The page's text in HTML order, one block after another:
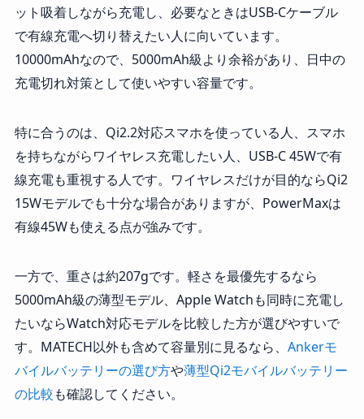
ット吸着しながら充電し、必要なときはUSB-Cケーブル
で有線充電へ切り替えたい人に向いています。
10000mAhなので、5000mAh級より余裕があり、日中の
充電切れ対策として使いやすい容量です。
特に合うのは、Qi2.2対応スマホを使っている人、スマホ
を持ちながらワイヤレス充電したい人、USB-C 45Wで有
線充電も重視する人です。ワイヤレスだけが目的ならQi2
15Wモデルでも十分な場合がありますが、PowerMaxは
有線45Wも使える点が強みです。
一方で、重さは約207gです。軽さを最優先するなら
5000mAh級の薄型モデル、Apple Watchも同時に充電し
たいならWatch対応モデルを比較した方が選びやすいで
す。MATECH以外も含めて容量別に見るなら、 Ankerモ
バイルバッテリーの選び方や薄型Qi2モバイルバッテリー
の比較も確認してください。